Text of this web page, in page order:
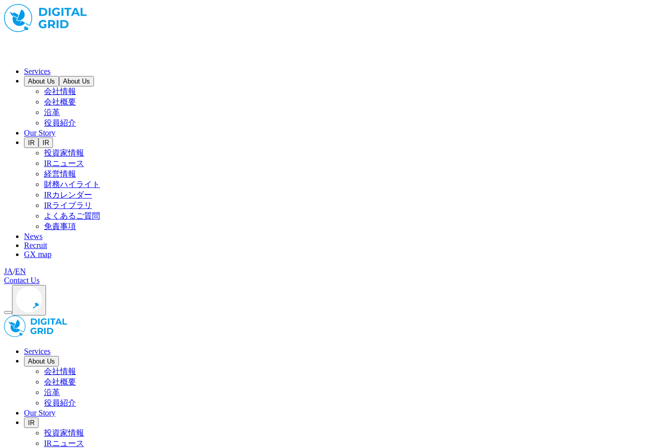
Services
About Us About Us
会社情報
会社概要
沿革
役員紹介
Our Story
IR IR
投資家情報
IRニュース
経営情報
財務ハイライト
IRカレンダー
IRライブラリ
よくあるご質問
免責事項
News
Recruit
GX map
JA/EN
Contact Us
Services
About Us
会社情報
会社概要
沿革
役員紹介
Our Story
IR
投資家情報
IRニュース